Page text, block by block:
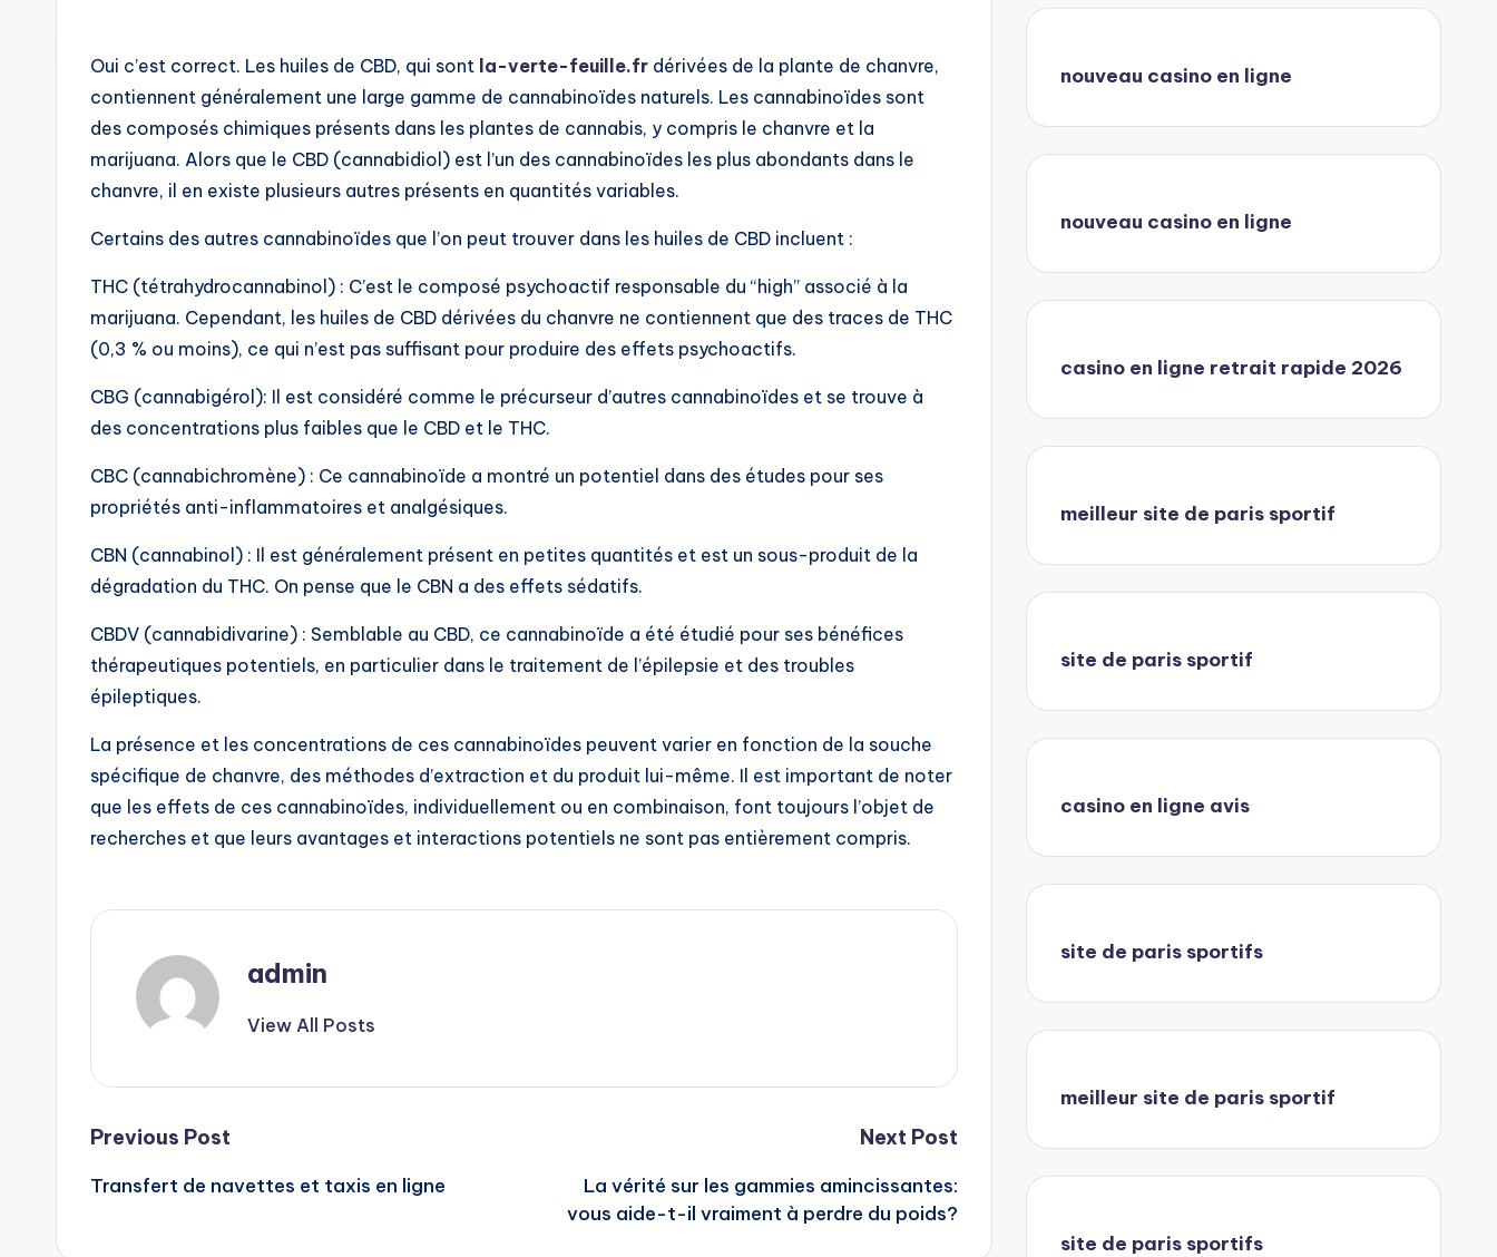
Oui c’est correct. Les huiles de CBD, qui sont la-verte-feuille.fr dérivées de la plante de chanvre,
contiennent généralement une large gamme de cannabinoïdes naturels. Les cannabinoïdes sont
des composés chimiques présents dans les plantes de cannabis, y compris le chanvre et la
marijuana. Alors que le CBD (cannabidiol) est l’un des cannabinoïdes les plus abondants dans le
chanvre, il en existe plusieurs autres présents en quantités variables.
Certains des autres cannabinoïdes que l’on peut trouver dans les huiles de CBD incluent :
THC (tétrahydrocannabinol) : C’est le composé psychoactif responsable du “high” associé à la
marijuana. Cependant, les huiles de CBD dérivées du chanvre ne contiennent que des traces de THC
(0,3 % ou moins), ce qui n’est pas suffisant pour produire des effets psychoactifs.
CBG (cannabigérol): Il est considéré comme le précurseur d’autres cannabinoïdes et se trouve à
des concentrations plus faibles que le CBD et le THC.
CBC (cannabichromène) : Ce cannabinoïde a montré un potentiel dans des études pour ses
propriétés anti-inflammatoires et analgésiques.
CBN (cannabinol) : Il est généralement présent en petites quantités et est un sous-produit de la
dégradation du THC. On pense que le CBN a des effets sédatifs.
CBDV (cannabidivarine) : Semblable au CBD, ce cannabinoïde a été étudié pour ses bénéfices
thérapeutiques potentiels, en particulier dans le traitement de l’épilepsie et des troubles
épileptiques.
La présence et les concentrations de ces cannabinoïdes peuvent varier en fonction de la souche
spécifique de chanvre, des méthodes d’extraction et du produit lui-même. Il est important de noter
que les effets de ces cannabinoïdes, individuellement ou en combinaison, font toujours l’objet de
recherches et que leurs avantages et interactions potentiels ne sont pas entièrement compris.
admin
View All Posts
Post
navigation
Previous Post
Transfert de navettes et taxis en ligne
Next Post
La vérité sur les gammies amincissantes:
vous aide-t-il vraiment à perdre du poids?
nouveau casino en ligne
nouveau casino en ligne
casino en ligne retrait rapide 2026
meilleur site de paris sportif
site de paris sportif
casino en ligne avis
site de paris sportifs
meilleur site de paris sportif
site de paris sportifs